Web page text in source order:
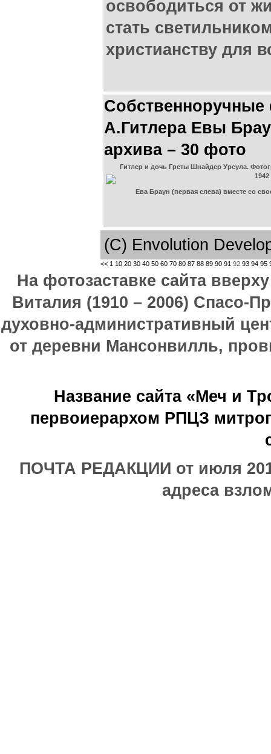
освободиться от
стать
христианству для
А.Гитлера Евы
архива – 30 фото
Гитлер и дочь Греты Шнайдер Урсула.
Ева Браун (первая слева) вместе со
(C) Envolution
<< 1 10 20 30 40 50 60 70 80 87 88 89 90 91 92 93 94 95
На фотозаставке сайта
Виталия (1910 – 2006) Спасо-
духовно-административный
от деревни Мансонвилль,
Название сайта «Меч и
первоиерархом РПЦЗ
ПОЧТА РЕДАКЦИИ от июля
адреса